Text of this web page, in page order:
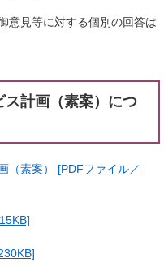
意見等に対する個別の回答は
計画（素案）につ
（素案） [PDFファイル／